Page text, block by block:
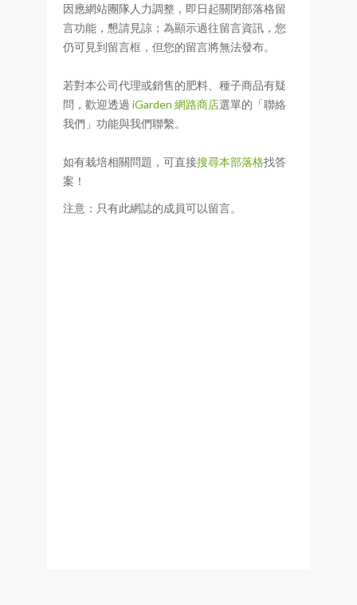
因應網站團隊人力調整，即日起關閉部落格留
言功能，懇請見諒；為顯示過往留言資訊，您
仍可見到留言框，但您的留言將無法發布。
若對本公司代理或銷售的肥料、種子商品有疑
問，歡迎透過 iGarden 網路商店選單的「聯絡
我們」功能與我們聯繫。
如有栽培相關問題，可直接搜尋本部落格找答
案！
注意：只有此網誌的成員可以留言。